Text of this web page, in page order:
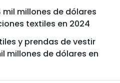
millones de dólares
textiles en 2024
y prendas de vestir
millones de dólares en